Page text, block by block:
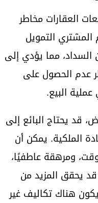
العقارات مخاطر
التمويل
مما يؤدي إلى
عدم الحصول على
البيع.
قد يحتاج البائع إلى
الملكية. يمكن أن
ومرهقة عاطفيًا،
يحقق المزيد من
هناك تكاليف غير